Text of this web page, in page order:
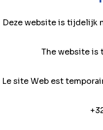
Deze website is tijdelijk
The website is
Le site Web est